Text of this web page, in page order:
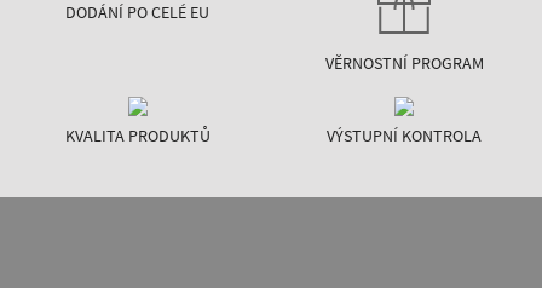
DODÁNÍ PO CELÉ EU
VĚRNOSTNÍ PROGRAM
KVALITA PRODUKTŮ VÝSTUPNÍ KONTROLA